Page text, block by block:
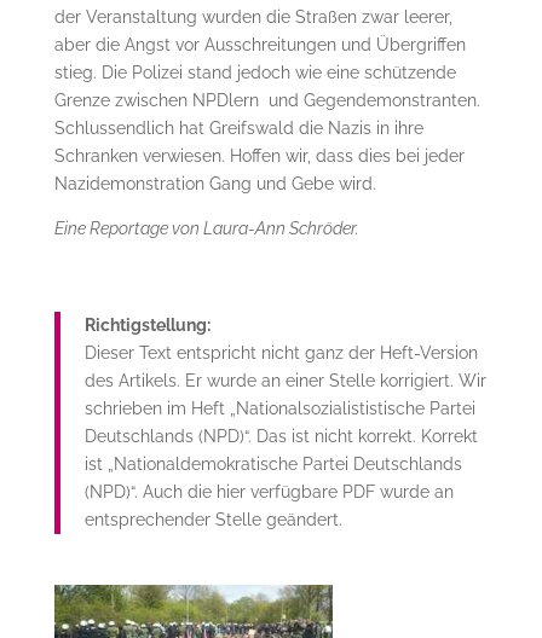
der Veranstaltung wurden die Straßen zwar leerer,
aber die Angst vor Ausschreitungen und Übergriffen
stieg. Die Polizei stand jedoch wie eine schützende
Grenze zwischen NPDlern und Gegendemonstranten.
Schlussendlich hat Greifswald die Nazis in ihre
Schranken verwiesen. Hoffen wir, dass dies bei jeder
Nazidemonstration Gang und Gebe wird.
Eine Reportage von Laura-Ann Schröder.
Richtigstellung:
Dieser Text entspricht nicht ganz der Heft-Version
des Artikels. Er wurde an einer Stelle korrigiert. Wir
schrieben im Heft „Nationalsozialististische Partei
Deutschlands (NPD)“. Das ist nicht korrekt. Korrekt
ist „Nationaldemokratische Partei Deutschlands
(NPD)“. Auch die hier verfügbare PDF wurde an
entsprechender Stelle geändert.